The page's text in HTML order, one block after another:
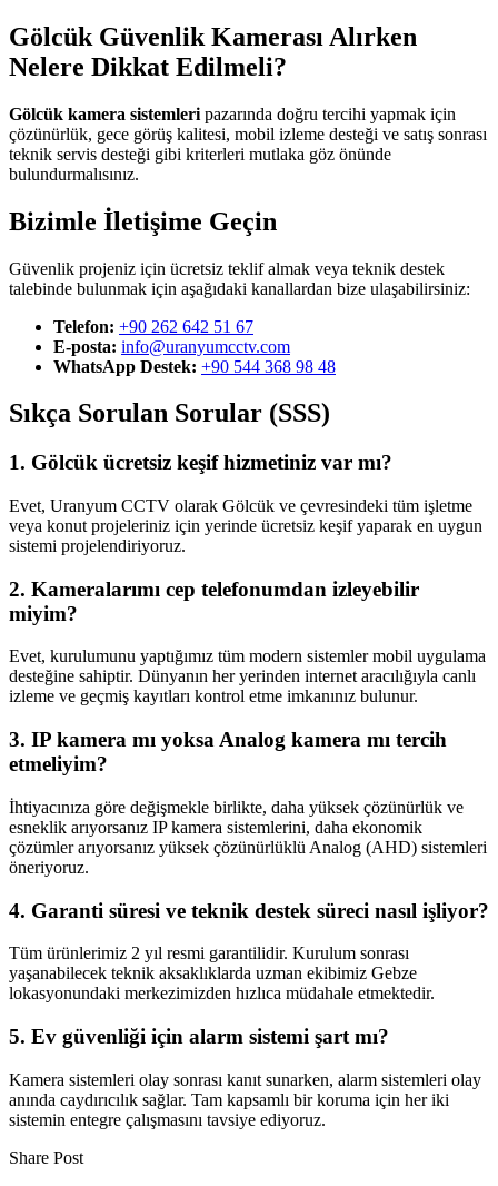
Gölcük Güvenlik Kamerası Alırken
Nelere Dikkat Edilmeli?
Gölcük kamera sistemleri pazarında doğru tercihi yapmak için
çözünürlük, gece görüş kalitesi, mobil izleme desteği ve satış sonrası
teknik servis desteği gibi kriterleri mutlaka göz önünde
bulundurmalısınız.
Bizimle İletişime Geçin
Güvenlik projeniz için ücretsiz teklif almak veya teknik destek
talebinde bulunmak için aşağıdaki kanallardan bize ulaşabilirsiniz:
Telefon: +90 262 642 51 67
E-posta: info@uranyumcctv.com
WhatsApp Destek: +90 544 368 98 48
Sıkça Sorulan Sorular (SSS)
1. Gölcük ücretsiz keşif hizmetiniz var mı?
Evet, Uranyum CCTV olarak Gölcük ve çevresindeki tüm işletme
veya konut projeleriniz için yerinde ücretsiz keşif yaparak en uygun
sistemi projelendiriyoruz.
2. Kameralarımı cep telefonumdan izleyebilir
miyim?
Evet, kurulumunu yaptığımız tüm modern sistemler mobil uygulama
desteğine sahiptir. Dünyanın her yerinden internet aracılığıyla canlı
izleme ve geçmiş kayıtları kontrol etme imkanınız bulunur.
3. IP kamera mı yoksa Analog kamera mı tercih
etmeliyim?
İhtiyacınıza göre değişmekle birlikte, daha yüksek çözünürlük ve
esneklik arıyorsanız IP kamera sistemlerini, daha ekonomik
çözümler arıyorsanız yüksek çözünürlüklü Analog (AHD) sistemleri
öneriyoruz.
4. Garanti süresi ve teknik destek süreci nasıl işliyor?
Tüm ürünlerimiz 2 yıl resmi garantilidir. Kurulum sonrası
yaşanabilecek teknik aksaklıklarda uzman ekibimiz Gebze
lokasyonundaki merkezimizden hızlıca müdahale etmektedir.
5. Ev güvenliği için alarm sistemi şart mı?
Kamera sistemleri olay sonrası kanıt sunarken, alarm sistemleri olay
anında caydırıcılık sağlar. Tam kapsamlı bir koruma için her iki
sistemin entegre çalışmasını tavsiye ediyoruz.
Share Post